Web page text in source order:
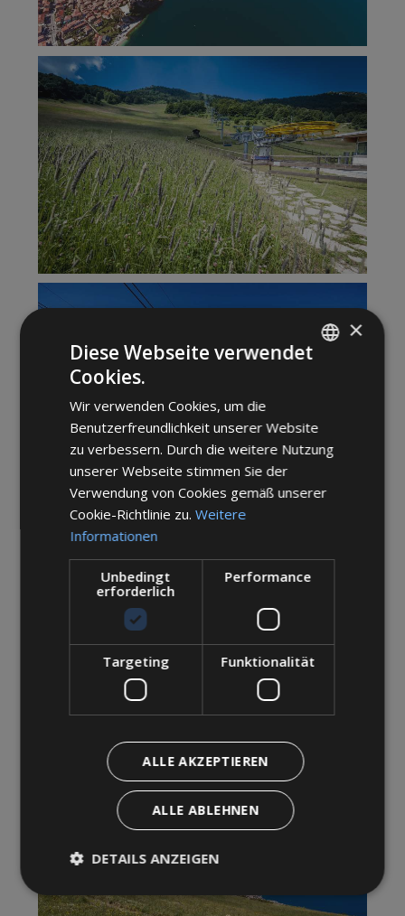
×
Diese Webseite verwendet
Cookies.
Wir verwenden Cookies, um die
Benutzerfreundlichkeit unserer Website
zu verbessern. Durch die weitere Nutzung
unserer Webseite stimmen Sie der
Verwendung von Cookies gemäß unserer
Cookie-Richtlinie zu. Weitere
Informationen
Unbedingt
erforderlich
Performance
Targeting Funktionalität
ALLE AKZEPTIEREN
ALLE ABLEHNEN
DETAILS ANZEIGEN